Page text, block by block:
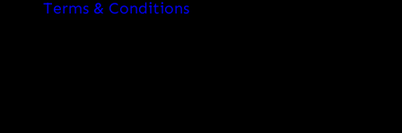
Terms & Conditions